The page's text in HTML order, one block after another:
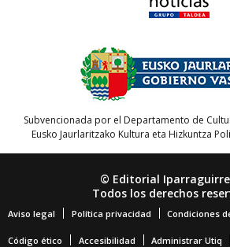
Subvencionada por el Departamento de
Eusko Jaurlaritzako Kultura eta Hizkuntza
© Editorial
Todos los derechos
Aviso legal Política privacidad Condiciones
Código ético Accesibilidad Administrar Utiq